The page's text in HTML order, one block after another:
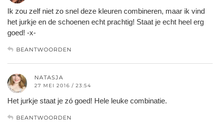
Ik zou zelf niet zo snel deze kleuren combineren, maar ik vind
het jurkje en de schoenen echt prachtig! Staat je echt heel erg
goed! -x-
BEANTWOORDEN
NATASJA
27 MEI 2016 / 23:54
Het jurkje staat je zó goed! Hele leuke combinatie.
BEANTWOORDEN